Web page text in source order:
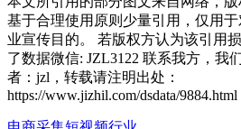
基于合理使用原则少量引用，仅用
业宣传目的。 若版权方认为该引用
了数据微信: JZL3122 联系我方，我
者：jzl，转载请注明出处：
https://www.jizhil.com/dsdata/9884.html